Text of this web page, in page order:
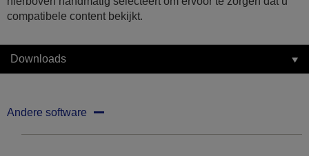
compatibele content bekijkt.
Downloads
Andere software